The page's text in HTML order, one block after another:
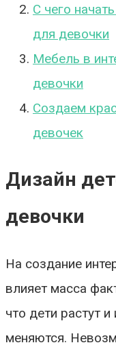
С чего
для девочки
Мебель в
девочки
Создаем
девочек
Дизайн
девочки
На создание
влияет масса
что дети растут
меняются.